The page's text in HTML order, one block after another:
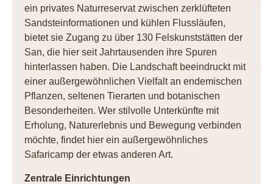
ein privates Naturreservat zwischen zerklüfteten
Sandsteinformationen und kühlen Flussläufen,
bietet sie Zugang zu über 130 Felskunststätten der
San, die hier seit Jahrtausenden ihre Spuren
hinterlassen haben. Die Landschaft beeindruckt mit
einer außergewöhnlichen Vielfalt an endemischen
Pflanzen, seltenen Tierarten und botanischen
Besonderheiten. Wer stilvolle Unterkünfte mit
Erholung, Naturerlebnis und Bewegung verbinden
möchte, findet hier ein außergewöhnliches
Safaricamp der etwas anderen Art.
Zentrale Einrichtungen